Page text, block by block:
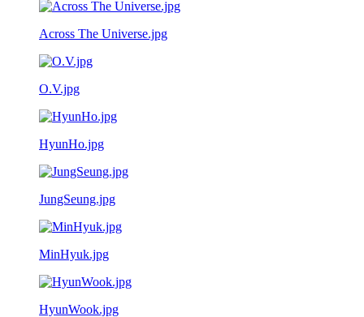
Across The Universe.jpg
O.V.jpg
HyunHo.jpg
JungSeung.jpg
MinHyuk.jpg
HyunWook.jpg